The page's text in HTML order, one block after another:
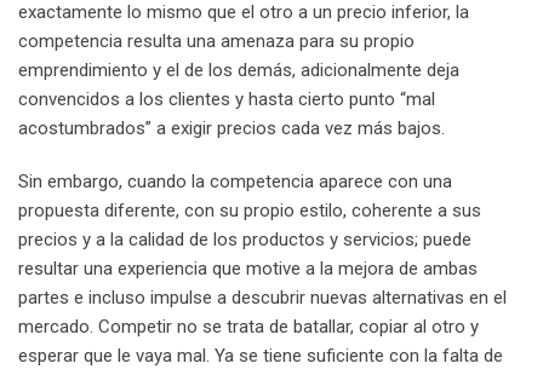
exactamente lo mismo que el otro a un precio inferior, la
competencia resulta una amenaza para su propio
emprendimiento y el de los demás, adicionalmente deja
convencidos a los clientes y hasta cierto punto “mal
acostumbrados” a exigir precios cada vez más bajos.
Sin embargo, cuando la competencia aparece con una
propuesta diferente, con su propio estilo, coherente a sus
precios y a la calidad de los productos y servicios; puede
resultar una experiencia que motive a la mejora de ambas
partes e incluso impulse a descubrir nuevas alternativas en el
mercado. Competir no se trata de batallar, copiar al otro y
esperar que le vaya mal. Ya se tiene suficiente con la falta de